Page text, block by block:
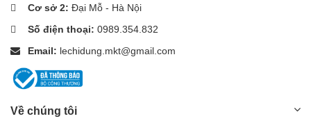
Cơ sở 2: Đại Mỗ - Hà Nội
Số điện thoại: 0989.354.832
Email: lechidung.mkt@gmail.com
Về chúng tôi